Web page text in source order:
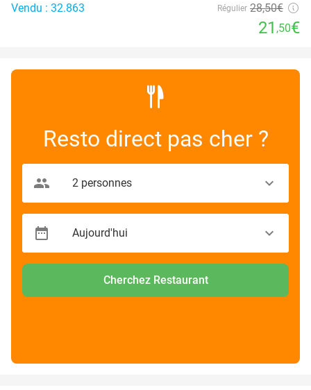
Vendu : 32.863
Régulier 28,50€
21 ,50€
Resto direct pas cher ?
Cherchez Restaurant